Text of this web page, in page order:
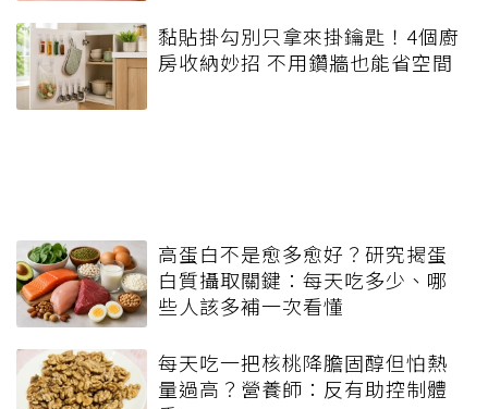
黏貼掛勾別只拿來掛鑰匙！4個廚
房收納妙招 不用鑽牆也能省空間
高蛋白不是愈多愈好？研究揭蛋
白質攝取關鍵：每天吃多少、哪
些人該多補一次看懂
每天吃一把核桃降膽固醇但怕熱
量過高？營養師：反有助控制體